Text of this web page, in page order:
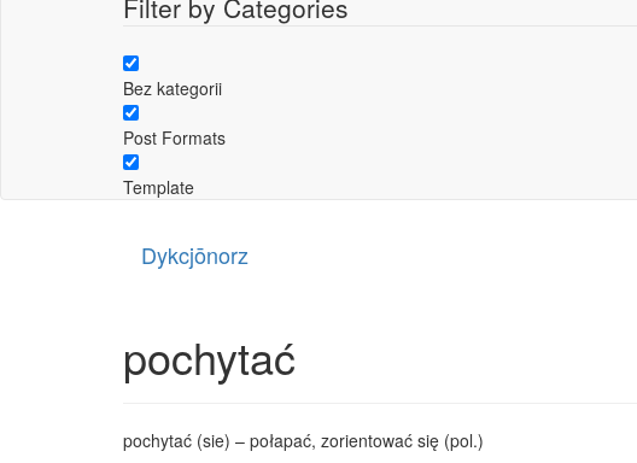
Filter by Categories
Bez kategorii
Post Formats
Template
Dykcjōnorz
pochytać
pochytać (sie) – połapać, zorientować się (pol.)